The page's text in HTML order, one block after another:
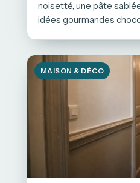
noisetté, une pâte
idées gourmandes
MAISON & DÉCO